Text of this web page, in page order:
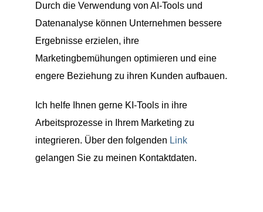
Durch die Verwendung von AI-Tools und
Datenanalyse können Unternehmen bessere
Ergebnisse erzielen, ihre
Marketingbemühungen optimieren und eine
engere Beziehung zu ihren Kunden aufbauen.
Ich helfe Ihnen gerne KI-Tools in ihre
Arbeitsprozesse in Ihrem Marketing zu
integrieren. Über den folgenden Link
gelangen Sie zu meinen Kontaktdaten.